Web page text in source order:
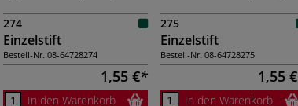
274
Einzelstift
Bestell-Nr. 08-64728274
1,55 €
In den Warenkorb
275
Einzelstift
Bestell-Nr. 08-64728275
1,55 €
In den Warenkorb